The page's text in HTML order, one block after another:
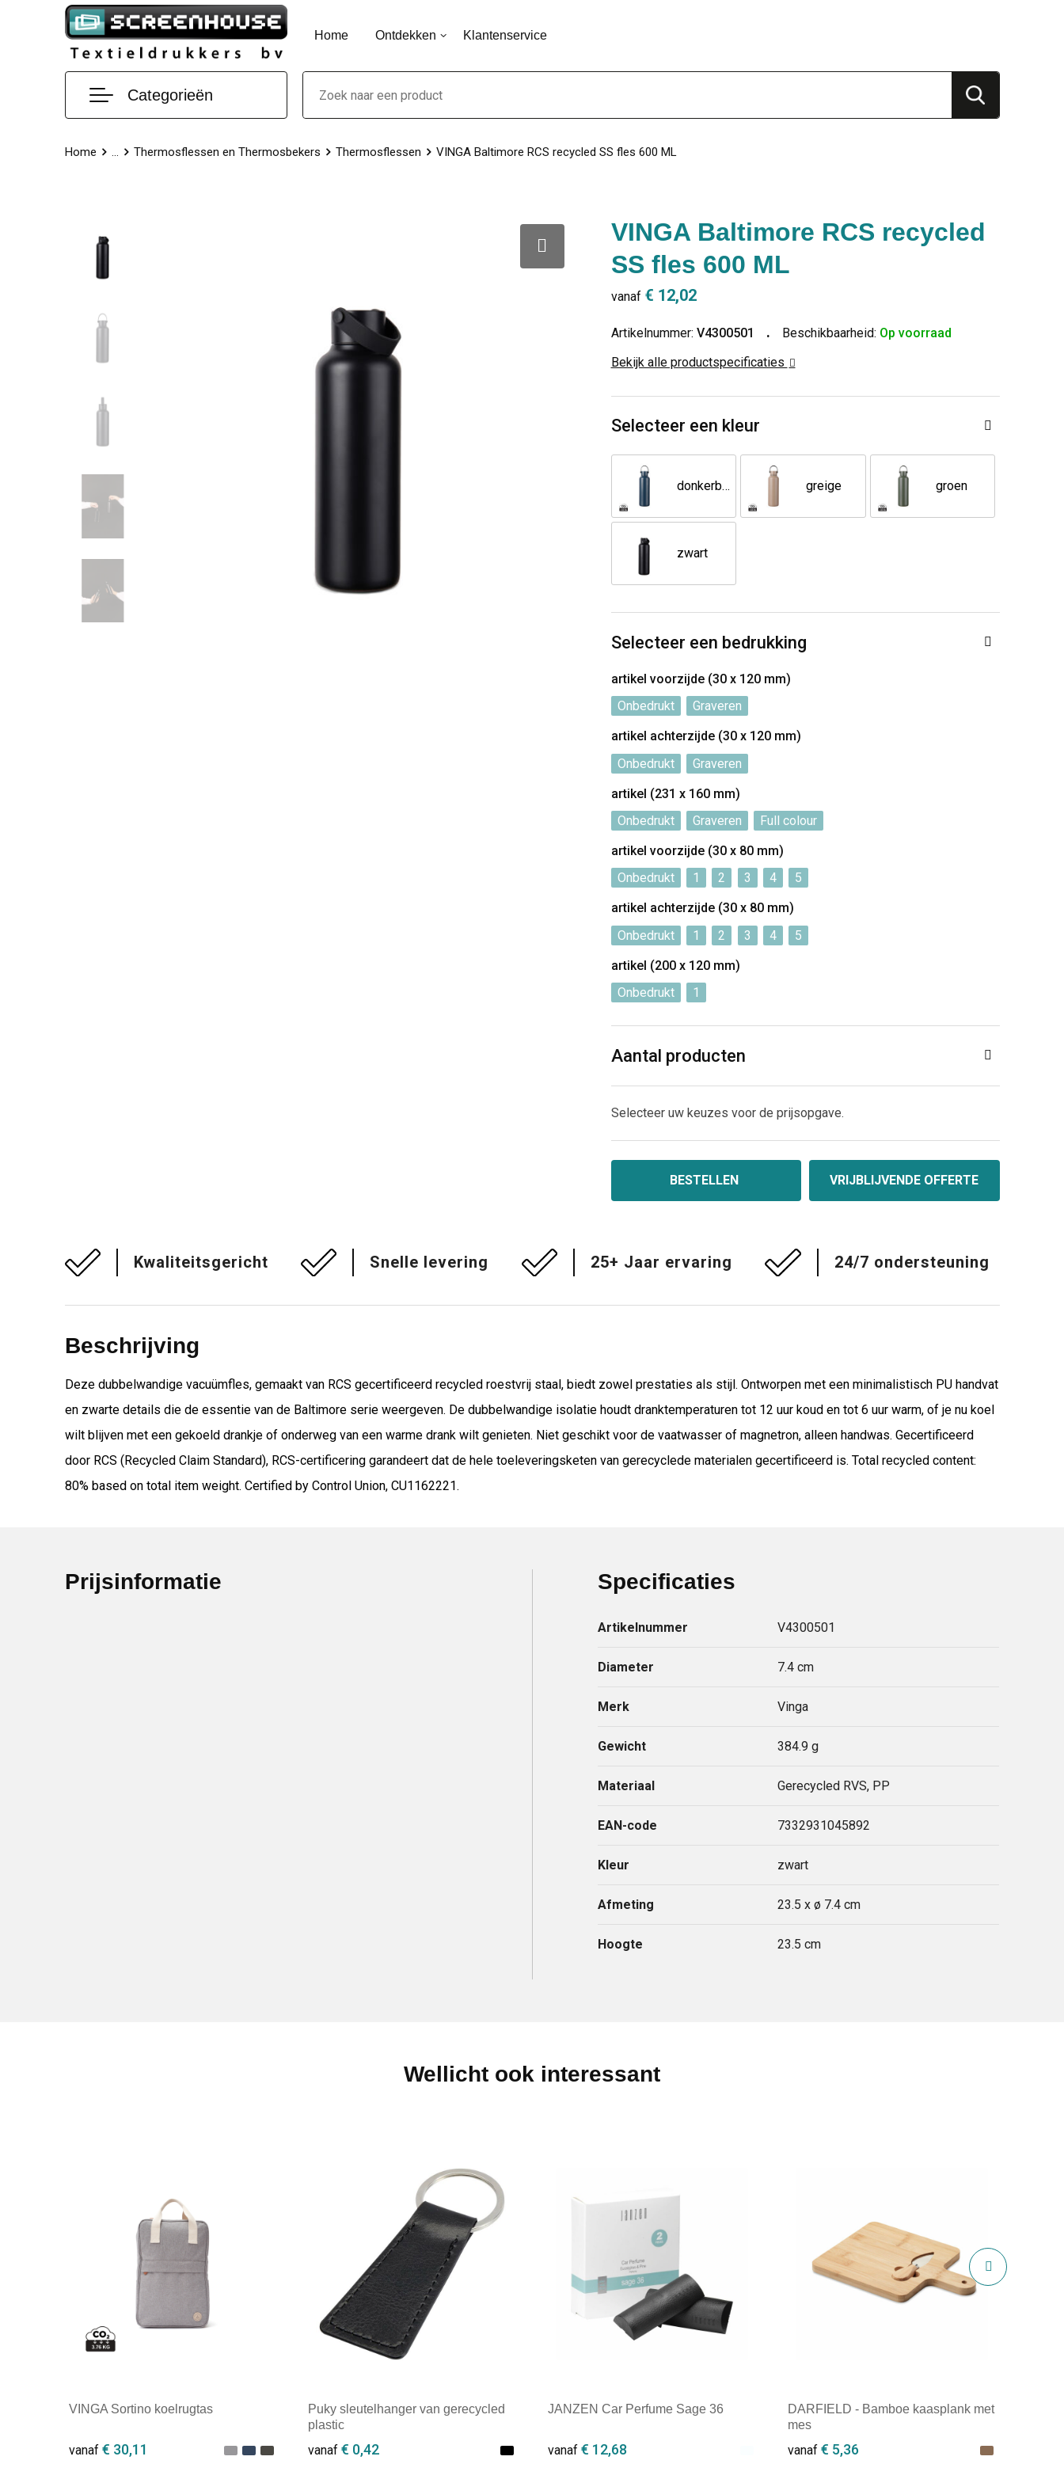
Home Ontdekken Klantenservice
Categorieën
Home ... Thermosflessen en Thermosbekers Thermosflessen VINGA Baltimore RCS recycled SS fles 600 ML
VINGA Baltimore RCS recycled
SS fles 600 ML
vanaf € 12,02
Artikelnummer: V4300501 Beschikbaarheid: Op voorraad
Bekijk alle productspecificaties
Selecteer een kleur
donkerblauw greige groen
zwart
Selecteer een bedrukking
artikel voorzijde (30 x 120 mm)
Onbedrukt
Graveren
artikel achterzijde (30 x 120 mm)
Onbedrukt
Graveren
artikel (231 x 160 mm)
Onbedrukt
Graveren
Full colour
artikel voorzijde (30 x 80 mm)
Onbedrukt
1 2 3 4
5
artikel achterzijde (30 x 80 mm)
Onbedrukt
1 2 3 4
5
artikel (200 x 120 mm)
Onbedrukt
1
Aantal producten
Selecteer uw keuzes voor de prijsopgave.
BESTELLEN VRIJBLIJVENDE OFFERTE
Kwaliteitsgericht Snelle levering 25+ Jaar ervaring 24/7 ondersteuning
Beschrijving
Deze dubbelwandige vacuümfles, gemaakt van RCS gecertificeerd recycled roestvrij staal, biedt zowel prestaties als stijl. Ontworpen met een minimalistisch PU handvat
en zwarte details die de essentie van de Baltimore serie weergeven. De dubbelwandige isolatie houdt dranktemperaturen tot 12 uur koud en tot 6 uur warm, of je nu koel
wilt blijven met een gekoeld drankje of onderweg van een warme drank wilt genieten. Niet geschikt voor de vaatwasser of magnetron, alleen handwas. Gecertificeerd
door RCS (Recycled Claim Standard), RCS-certificering garandeert dat de hele toeleveringsketen van gerecyclede materialen gecertificeerd is. Total recycled content:
80% based on total item weight. Certified by Control Union, CU1162221.
Prijsinformatie Specificaties
Artikelnummer V4300501
Diameter 7.4 cm
Merk Vinga
Gewicht 384.9 g
Materiaal Gerecycled RVS, PP
EAN-code 7332931045892
Kleur zwart
Afmeting 23.5 x ø 7.4 cm
Hoogte 23.5 cm
Wellicht ook interessant
VINGA Sortino koelrugtas
vanaf € 30,11
Puky sleutelhanger van gerecycled
plastic
vanaf€ 0,42
JANZEN Car Perfume Sage 36
vanaf € 12,68
DARFIELD - Bamboe kaasplank met
mes
vanaf € 5,36